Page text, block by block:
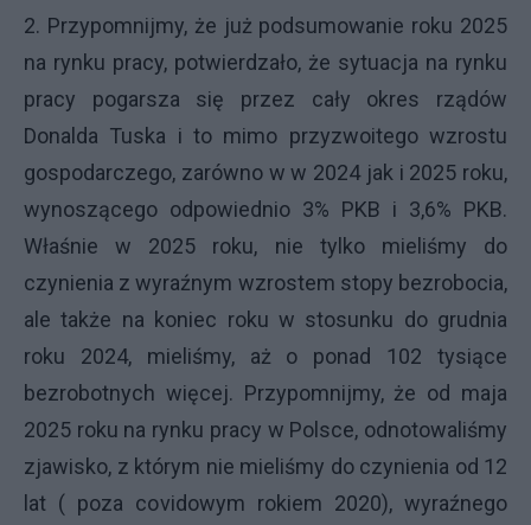
2. Przypomnijmy, że już podsumowanie roku 2025
na rynku pracy, potwierdzało, że sytuacja na rynku
pracy pogarsza się przez cały okres rządów
Donalda Tuska i to mimo przyzwoitego wzrostu
gospodarczego, zarówno w w 2024 jak i 2025 roku,
wynoszącego odpowiednio 3% PKB i 3,6% PKB.
Właśnie w 2025 roku, nie tylko mieliśmy do
czynienia z wyraźnym wzrostem stopy bezrobocia,
ale także na koniec roku w stosunku do grudnia
roku 2024, mieliśmy, aż o ponad 102 tysiące
bezrobotnych więcej. Przypomnijmy, że od maja
2025 roku na rynku pracy w Polsce, odnotowaliśmy
zjawisko, z którym nie mieliśmy do czynienia od 12
lat ( poza covidowym rokiem 2020), wyraźnego